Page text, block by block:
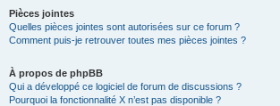
Pièces jointes
Quelles pièces jointes sont autorisées sur ce forum ?
Comment puis-je retrouver toutes mes pièces jointes ?
À propos de phpBB
Qui a développé ce logiciel de forum de discussions ?
Pourquoi la fonctionnalité X n’est pas disponible ?